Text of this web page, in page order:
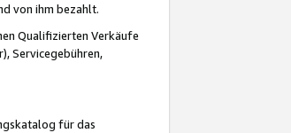
von ihm bezahlt.
Qualifizierten Verkäufe
Servicegebühren,
für das